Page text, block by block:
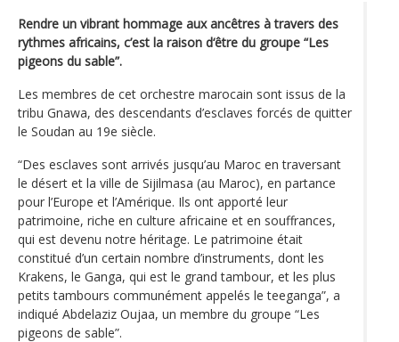
Rendre un vibrant hommage aux ancêtres à travers des
rythmes africains, c’est la raison d‘être du groupe “Les
pigeons du sable”.
Les membres de cet orchestre marocain sont issus de la
tribu Gnawa, des descendants d’esclaves forcés de quitter
le Soudan au 19e siècle.
“Des esclaves sont arrivés jusqu’au Maroc en traversant
le désert et la ville de Sijilmasa (au Maroc), en partance
pour l’Europe et l’Amérique. Ils ont apporté leur
patrimoine, riche en culture africaine et en souffrances,
qui est devenu notre héritage. Le patrimoine était
constitué d’un certain nombre d’instruments, dont les
Krakens, le Ganga, qui est le grand tambour, et les plus
petits tambours communément appelés le teeganga”, a
indiqué Abdelaziz Oujaa, un membre du groupe “Les
pigeons de sable”.